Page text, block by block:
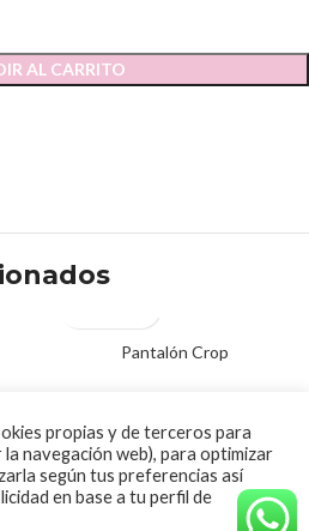
AL CARRITO
Pantalón Crop
Todos los derechos reservados
propias y de terceros para
navegación web), para optimizar
según tus preferencias así
en base a tu perfil de